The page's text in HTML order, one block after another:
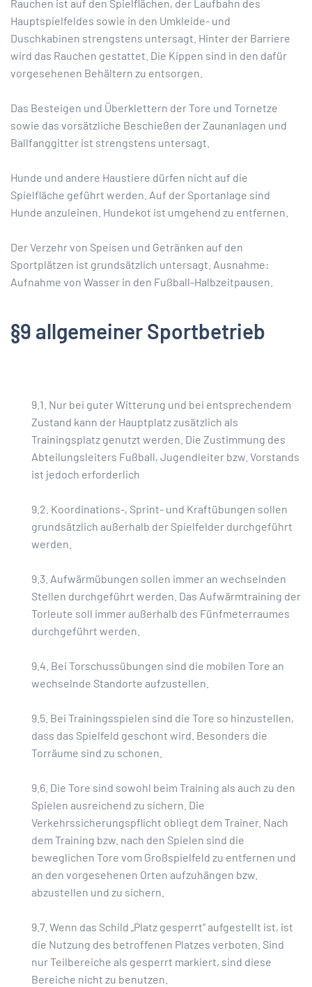
Rauchen ist auf den Spielflächen, der Laufbahn des
Hauptspielfeldes sowie in den Umkleide- und
Duschkabinen strengstens untersagt. Hinter der Barriere
wird das Rauchen gestattet. Die Kippen sind in den dafür
vorgesehenen Behältern zu entsorgen.
Das Besteigen und Überklettern der Tore und Tornetze
sowie das vorsätzliche Beschießen der Zaunanlagen und
Ballfanggitter ist strengstens untersagt.
Hunde und andere Haustiere dürfen nicht auf die
Spielfläche geführt werden. Auf der Sportanlage sind
Hunde anzuleinen. Hundekot ist umgehend zu entfernen.
Der Verzehr von Speisen und Getränken auf den
Sportplätzen ist grundsätzlich untersagt. Ausnahme:
Aufnahme von Wasser in den Fußball-Halbzeitpausen.
§9 allgemeiner Sportbetrieb
9.1. Nur bei guter Witterung und bei entsprechendem
Zustand kann der Hauptplatz zusätzlich als
Trainingsplatz genutzt werden. Die Zustimmung des
Abteilungsleiters Fußball, Jugendleiter bzw. Vorstands
ist jedoch erforderlich
9.2. Koordinations-, Sprint- und Kraftübungen sollen
grundsätzlich außerhalb der Spielfelder durchgeführt
werden.
9.3. Aufwärmübungen sollen immer an wechselnden
Stellen durchgeführt werden. Das Aufwärmtraining der
Torleute soll immer außerhalb des Fünfmeterraumes
durchgeführt werden.
9.4. Bei Torschussübungen sind die mobilen Tore an
wechselnde Standorte aufzustellen.
9.5. Bei Trainingsspielen sind die Tore so hinzustellen,
dass das Spielfeld geschont wird. Besonders die
Torräume sind zu schonen.
9.6. Die Tore sind sowohl beim Training als auch zu den
Spielen ausreichend zu sichern. Die
Verkehrssicherungspflicht obliegt dem Trainer. Nach
dem Training bzw. nach den Spielen sind die
beweglichen Tore vom Großspielfeld zu entfernen und
an den vorgesehenen Orten aufzuhängen bzw.
abzustellen und zu sichern.
9.7. Wenn das Schild „Platz gesperrt“ aufgestellt ist, ist
die Nutzung des betroffenen Platzes verboten. Sind
nur Teilbereiche als gesperrt markiert, sind diese
Bereiche nicht zu benutzen.